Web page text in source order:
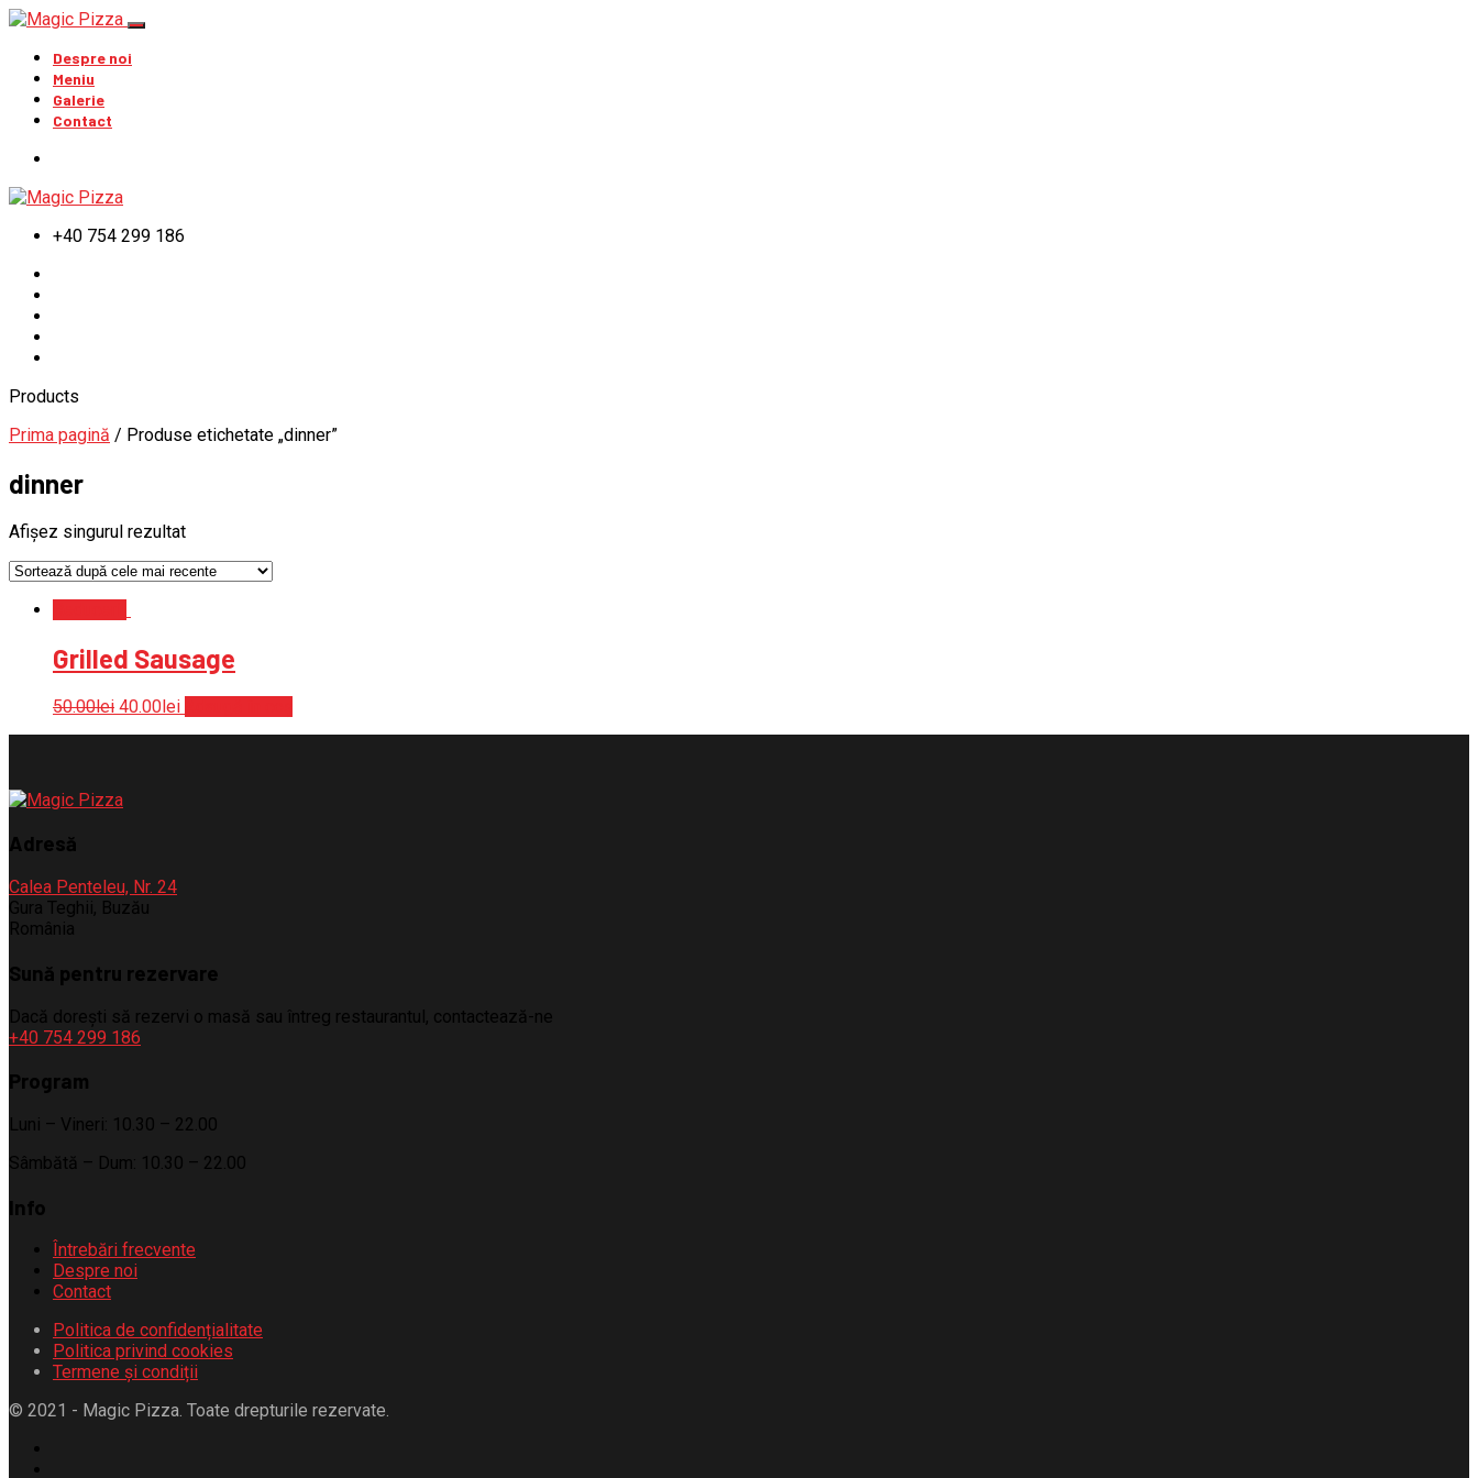
Despre noi
Meniu
Galerie
Contact
+40 754 299 186
Products
Prima pagină / Produse etichetate „dinner”
dinner
Afișez singurul rezultat
Grilled Sausage
50.00lei 40.00lei
Adresă
Calea Penteleu, Nr. 24
Gura Teghii, Buzău
România
Sună pentru rezervare
Dacă dorești să rezervi o masă sau întreg restaurantul, contactează-ne
+40 754 299 186
Program
Luni – Vineri: 10.30 – 22.00
Sâmbătă – Dum: 10.30 – 22.00
Info
Întrebări frecvente
Despre noi
Contact
Politica de confidențialitate
Politica privind cookies
Termene și condiții
© 2021 - Magic Pizza. Toate drepturile rezervate.